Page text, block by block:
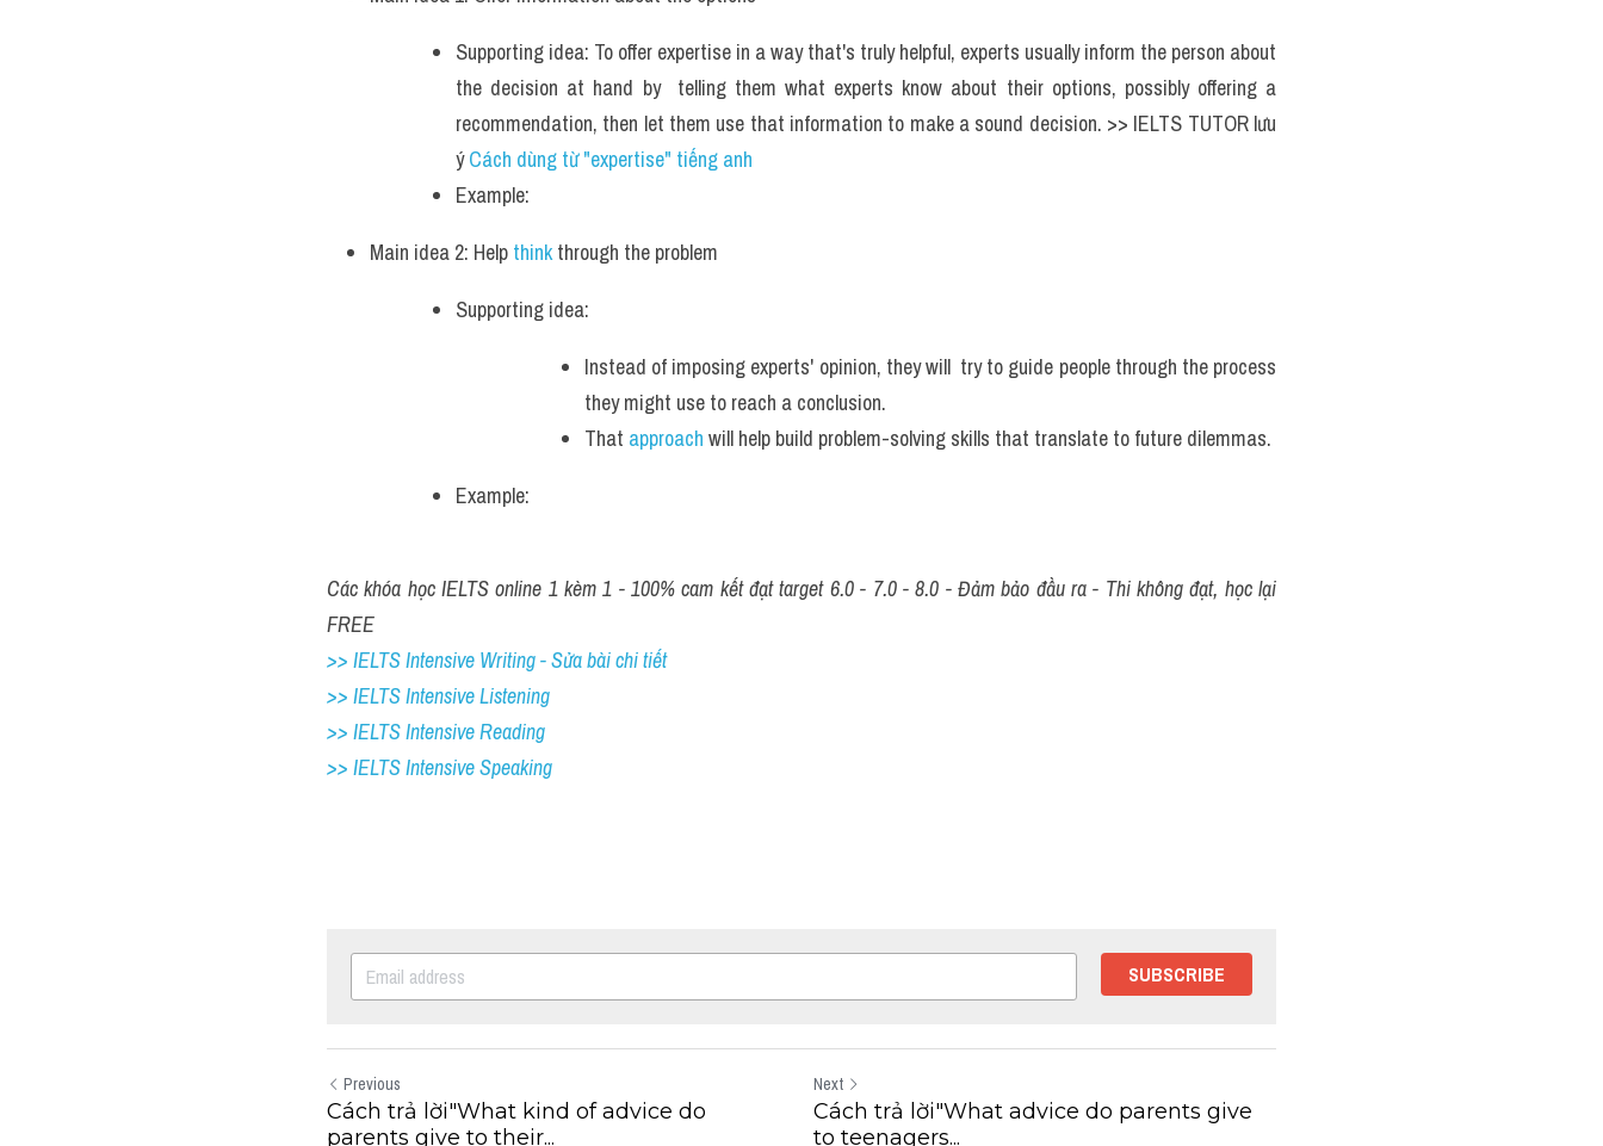
Main idea 1: Offer information about the options
Supporting idea: To offer expertise in a way that's truly helpful, experts usually inform the person about
the decision at hand by  telling them what experts know about their options, possibly offering a
recommendation, then let them use that information to make a sound decision. >> IELTS TUTOR lưu
ý Cách dùng từ "expertise" tiếng anh
Example:
Main idea 2: Help
through the problem
Supporting idea:
Instead of imposing experts' opinion, they will  try to guide people through the process
they might use to reach a conclusion.
approach
will help build problem-solving skills that translate to future dilemmas.
Example:
Các khóa học IELTS online 1 kèm 1 - 100% cam kết đạt target 6.0 - 7.0 - 8.0 - Đảm bảo đầu ra - Thi không đạt, học lại
FREE
>> IELTS Intensive Writing - Sửa bài chi tiết
>> IELTS Intensive Listening
>> IELTS Intensive Reading
>> IELTS Intensive Speaking
SUBSCRIBE
Previous
Cách trả lời"What kind of advice do
Next
Cách trả lời"What advice do parents give